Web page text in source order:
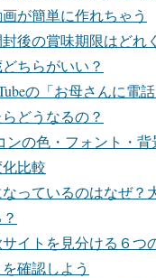
が簡単に作れちゃう
後の賞味期限はどれ
ちらがいい？
の「お母さんに電
どうなるの？
ンの色・フォント・背
比較
なっているのはなぜ？
サイトを見分ける６つ
確認しよう